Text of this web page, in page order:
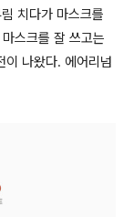
치다가 마스크를
스크를 잘 쓰고는
이 나왔다. 에어리넘